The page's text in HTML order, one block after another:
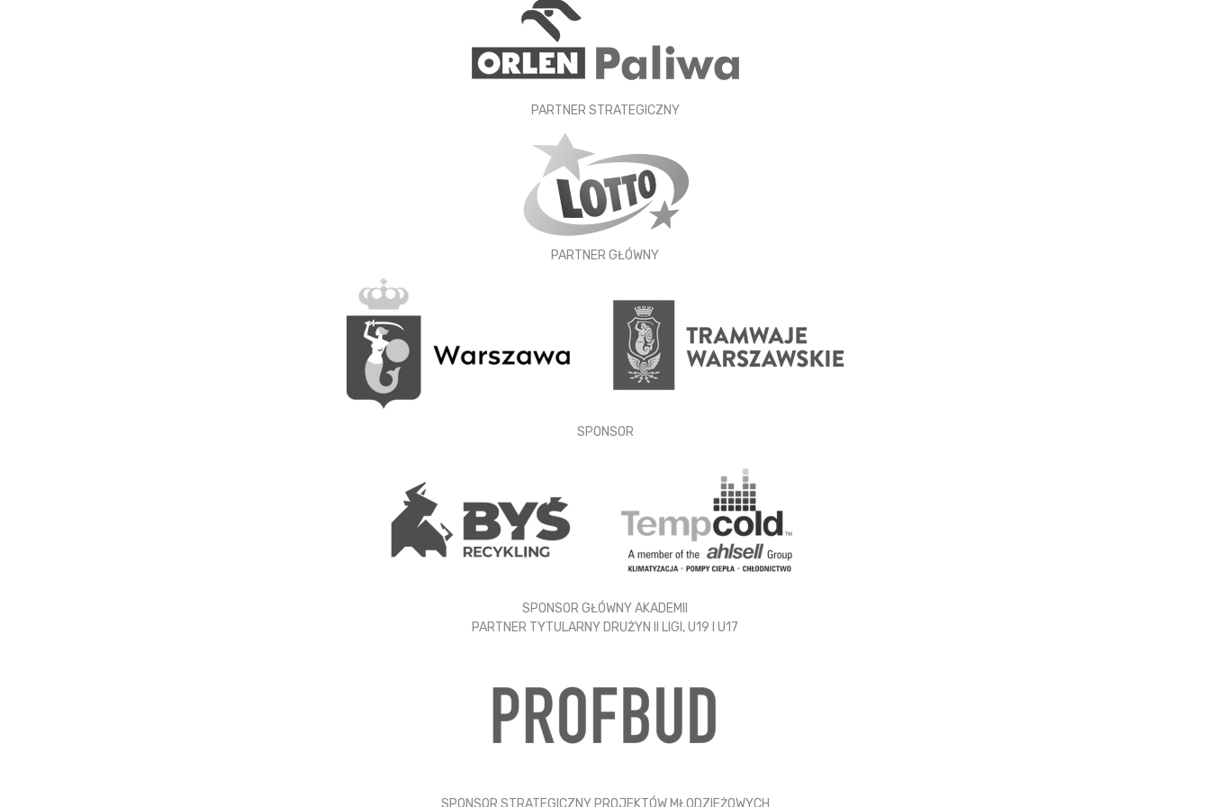
PARTNER STRATEGICZNY
PARTNER GŁÓWNY
SPONSOR
SPONSOR GŁÓWNY AKADEMII
PARTNER TYTULARNY DRUŻYN II LIGI, U19 I U17
SPONSOR STRATEGICZNY PROJEKTÓW MŁODZIEŻOWYCH